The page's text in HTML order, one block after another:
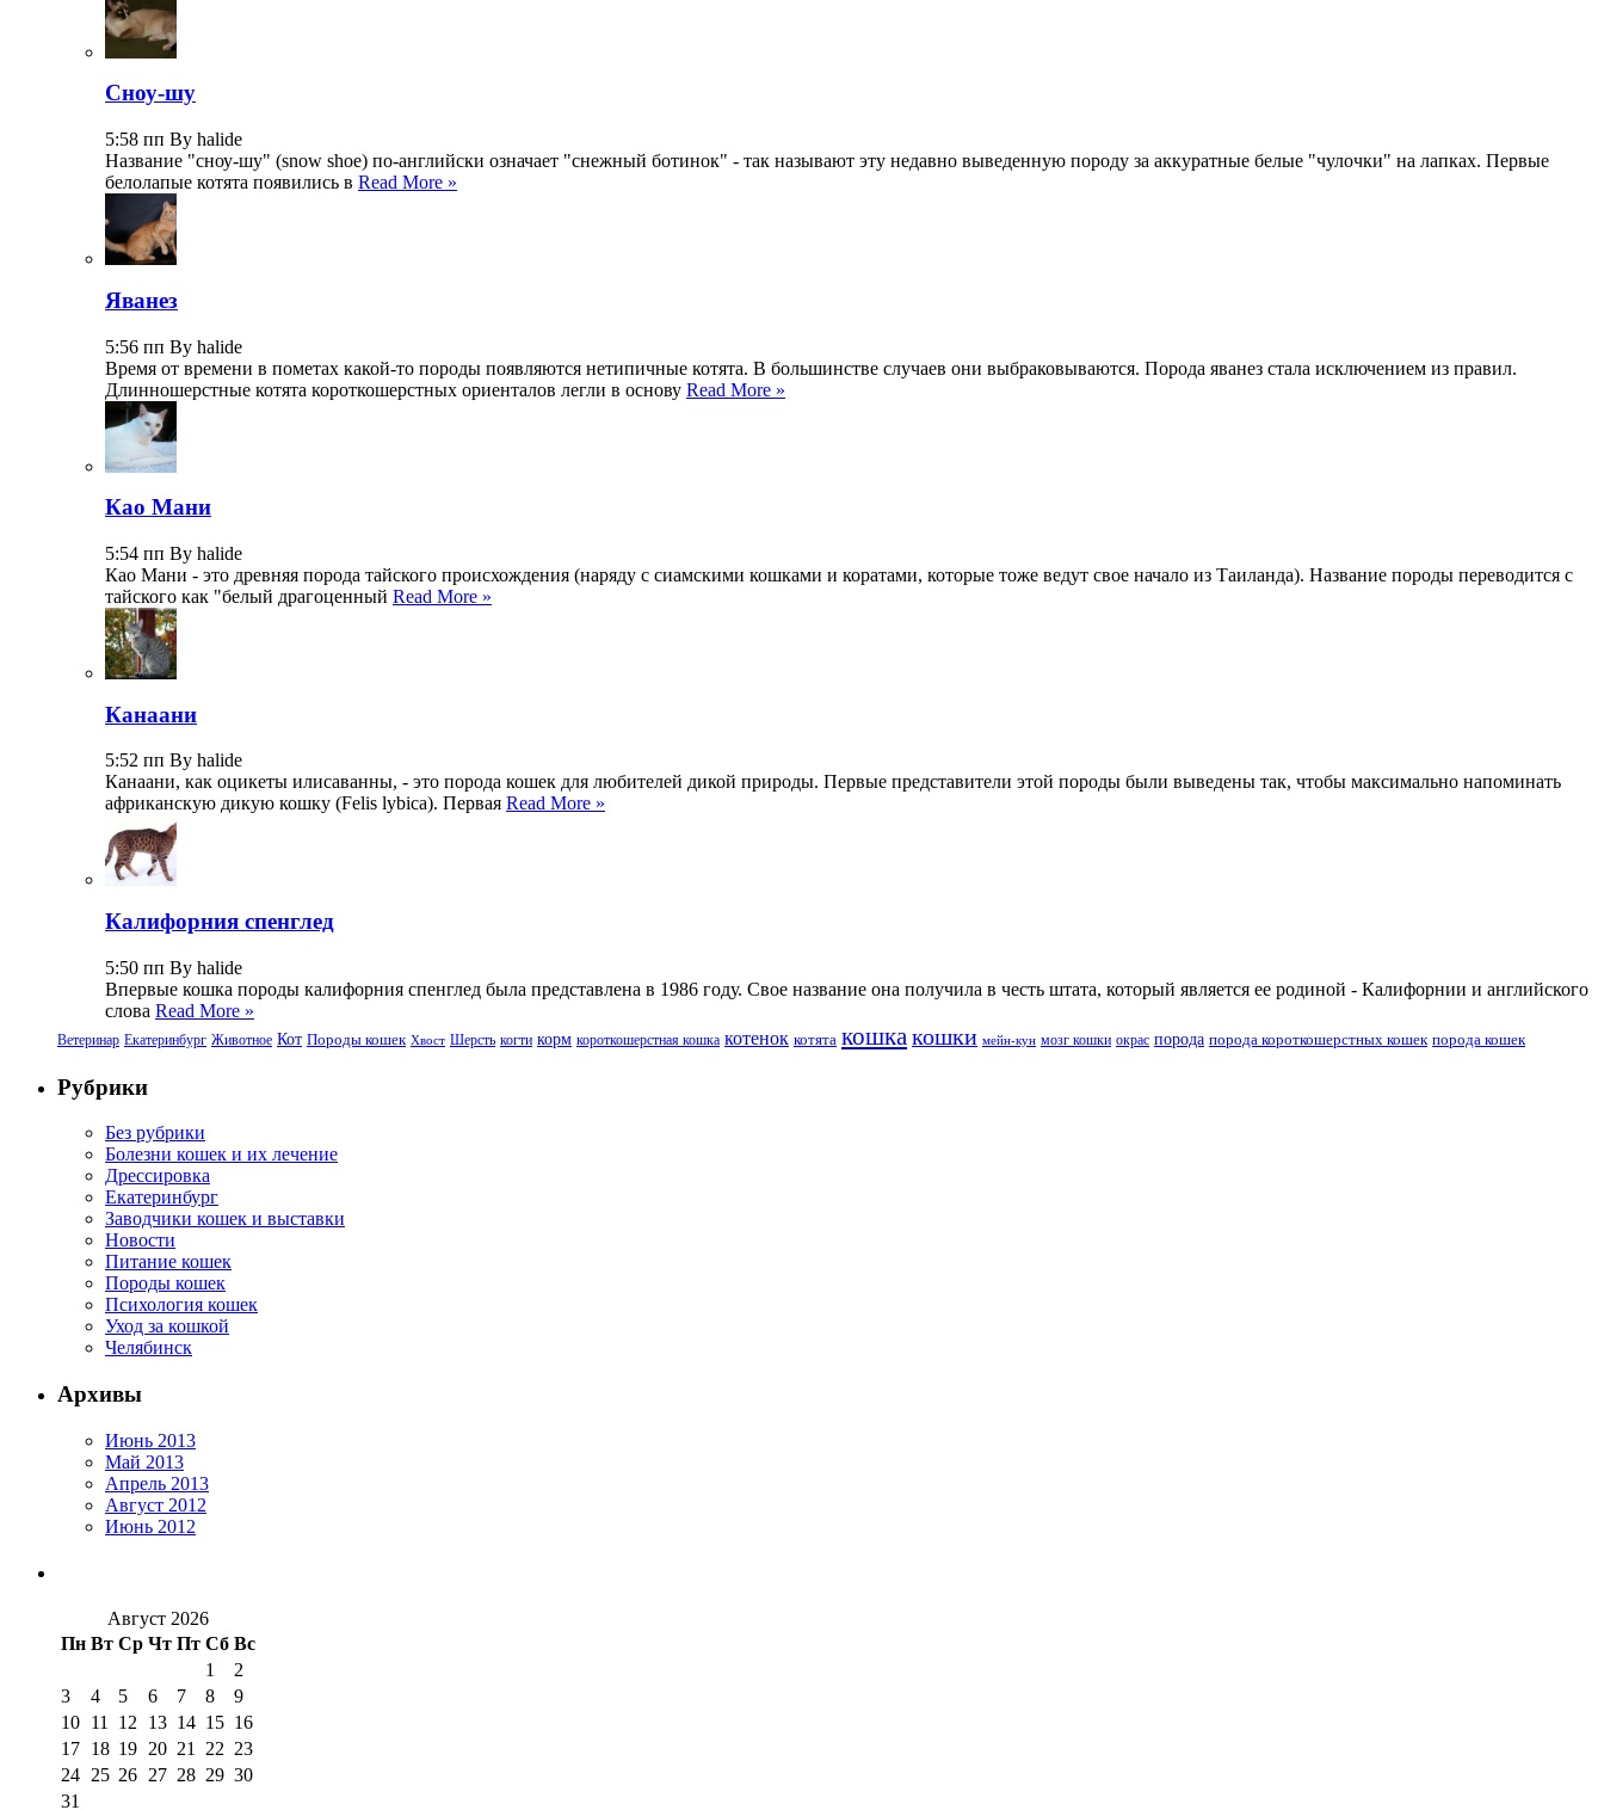
Сноу-шу
5:58 пп By halide
Название "сноу-шу" (snow shoe) по-английски означает "снежный ботинок" - так называют эту недавно выведенную породу за аккуратные белые "чулочки" на лапках. Первые
белолапые котята появились в Read More »
Яванез
5:56 пп By halide
Время от времени в пометах какой-то породы появляются нетипичные котята. В большинстве случаев они выбраковываются. Порода яванез стала исключением из правил.
Длинношерстные котята короткошерстных ориенталов легли в основу Read More »
Као Мани
5:54 пп By halide
Као Мани - это древняя порода тайского происхождения (наряду с сиамскими кошками и коратами, которые тоже ведут свое начало из Таиланда). Название породы переводится с
тайского как "белый драгоценный Read More »
Канаани
5:52 пп By halide
Канаани, как оцикеты илисаванны, - это порода кошек для любителей дикой природы. Первые представители этой породы были выведены так, чтобы максимально напоминать
африканскую дикую кошку (Felis lybica). Первая Read More »
Калифорния спенглед
5:50 пп By halide
Впервые кошка породы калифорния спенглед была представлена в 1986 году. Свое название она получила в честь штата, который является ее родиной - Калифорнии и английского
слова Read More »
Ветеринар Екатеринбург Животное Кот Породы кошек Хвост Шерсть когти корм короткошерстная кошка котенок котята кошкакошки мейн-кун мозг кошки окрас порода порода короткошерстных кошек порода кошек
Рубрики
Без рубрики
Болезни кошек и их лечение
Дрессировка
Екатеринбург
Заводчики кошек и выставки
Новости
Питание кошек
Породы кошек
Психология кошек
Уход за кошкой
Челябинск
Архивы
Июнь 2013
Май 2013
Апрель 2013
Август 2012
Июнь 2012
Август 2026
Пн Вт Ср Чт Пт Сб Вс
1
2
3
4 5 6 7 8
9
10 11 12 13 14 15 16
17 18 19 20 21 22 23
24 25 26 27 28 29 30
31